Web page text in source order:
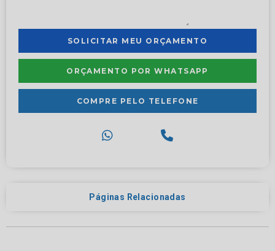
SOLICITAR MEU ORÇAMENTO
ORÇAMENTO POR WHATSAPP
COMPRE PELO TELEFONE
Páginas Relacionadas